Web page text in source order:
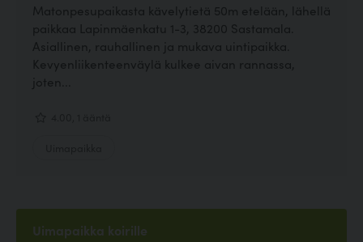
Matonpesupaikasta kävelytietä 50m etelään, lähellä
paikkaa Lapinmäenkatu 1-3, 38200 Sastamala.
Asiallinen, rauhallinen ja mukava uintipaikka.
Kevyenliikenteenväylä kulkee aivan rannassa,
joten...
Uimapaikka koirille